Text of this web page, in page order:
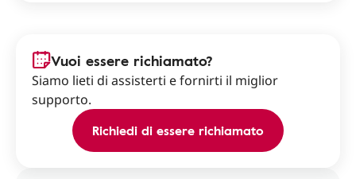
Vuoi essere richiamato?
Siamo lieti di assisterti e fornirti il miglior
supporto.
Richiedi di essere richiamato